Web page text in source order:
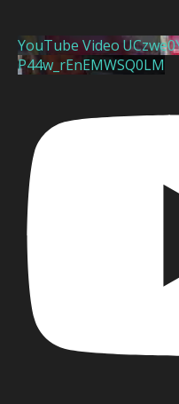
YouTube Video
P44w_rEnEMWSQ0LM